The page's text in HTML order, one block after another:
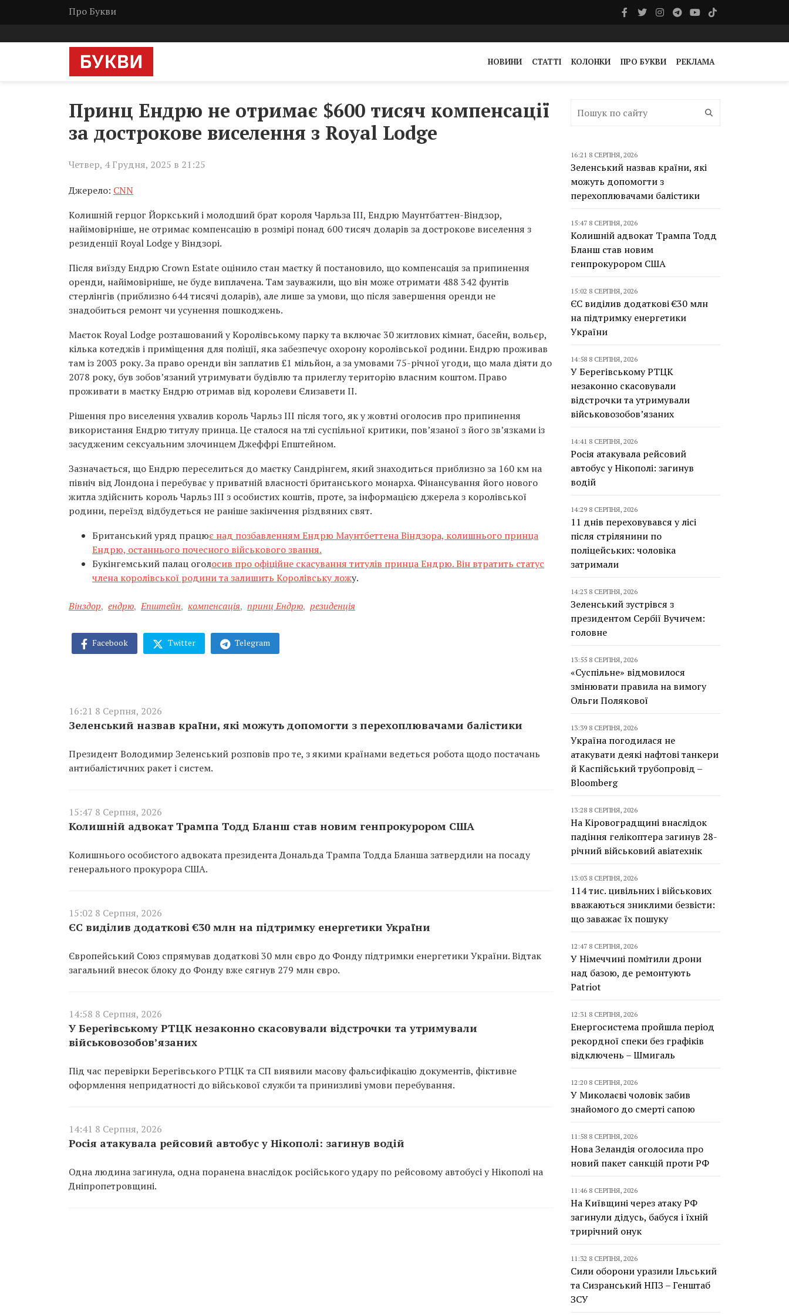
Про Букви
НОВИНИ СТАТТІ КОЛОНКИ ПРО БУКВИ РЕКЛАМА
Принц Ендрю не отримає $600 тисяч компенсації
за дострокове виселення з Royal Lodge
Четвер, 4 Грудня, 2025 в 21:25
Джерело: CNN
Колишній герцог Йоркський і молодший брат короля Чарльза III, Ендрю Маунтбаттен-Віндзор,
найімовірніше, не отримає компенсацію в розмірі понад 600 тисяч доларів за дострокове виселення з
резиденції Royal Lodge у Віндзорі.
Після виїзду Ендрю Crown Estate оцінило стан маєтку й постановило, що компенсація за припинення
оренди, найімовірніше, не буде виплачена. Там зауважили, що він може отримати 488 342 фунтів
стерлінгів (приблизно 644 тисячі доларів), але лише за умови, що після завершення оренди не
знадобиться ремонт чи усунення пошкоджень.
Маєток Royal Lodge розташований у Королівському парку та включає 30 житлових кімнат, басейн, вольєр,
кілька котеджів і приміщення для поліції, яка забезпечує охорону королівської родини. Ендрю проживав
там із 2003 року. За право оренди він заплатив £1 мільйон, а за умовами 75-річної угоди, що мала діяти до
2078 року, був зобов’язаний утримувати будівлю та прилеглу територію власним коштом. Право
проживати в маєтку Ендрю отримав від королеви Єлизавети II.
Рішення про виселення ухвалив король Чарльз III після того, як у жовтні оголосив про припинення
використання Ендрю титулу принца. Це сталося на тлі суспільної критики, пов’язаної з його зв’язками із
засудженим сексуальним злочинцем Джеффрі Епштейном.
Зазначається, що Ендрю переселиться до маєтку Сандрінгем, який знаходиться приблизно за 160 км на
північ від Лондона і перебуває у приватній власності британського монарха. Фінансування його нового
житла здійснить король Чарльз III з особистих коштів, проте, за інформацією джерела з королівської
родини, переїзд відбудеться не раніше закінчення різдвяних свят.
Британський уряд працює над позбавленням Ендрю Маунтбеттена Віндзора, колишнього принца
Ендрю, останнього почесного військового звання.
Букінгемський палац оголосив про офіційне скасування титулів принца Ендрю. Він втратить статус
члена королівської родини та залишить Королівську ложу.
Вінздор, ендрю, Епштейн, компенсація, принц Ендрю, резиденція
Facebook Twitter Telegram
16:21 8 Серпня, 2026
Зеленський назвав країни, які можуть допомогти з перехоплювачами балістики
Президент Володимир Зеленський розповів про те, з якими країнами ведеться робота щодо постачань
антибалістичних ракет і систем.
15:47 8 Серпня, 2026
Колишній адвокат Трампа Тодд Бланш став новим генпрокурором США
Колишнього особистого адвоката президента Дональда Трампа Тодда Бланша затвердили на посаду
генерального прокурора США.
15:02 8 Серпня, 2026
ЄС виділив додаткові €30 млн на підтримку енергетики України
Європейський Союз спрямував додаткові 30 млн євро до Фонду підтримки енергетики України. Відтак
загальний внесок блоку до Фонду вже сягнув 279 млн євро.
14:58 8 Серпня, 2026
У Берегівському РТЦК незаконно скасовували відстрочки та утримували
військовозобов’язаних
Під час перевірки Берегівського РТЦК та СП виявили масову фальсифікацію документів, фіктивне
оформлення непридатності до військової служби та принизливі умови перебування.
14:41 8 Серпня, 2026
Росія атакувала рейсовий автобус у Нікополі: загинув водій
Одна людина загинула, одна поранена внаслідок російського удару по рейсовому автобусі у Нікополі на
Дніпропетровщині.
16:21 8 СЕРПНЯ, 2026
Зеленський назвав країни, які
можуть допомогти з
перехоплювачами балістики
15:47 8 СЕРПНЯ, 2026
Колишній адвокат Трампа Тодд
Бланш став новим
генпрокурором США
15:02 8 СЕРПНЯ, 2026
ЄС виділив додаткові €30 млн
на підтримку енергетики
України
14:58 8 СЕРПНЯ, 2026
У Берегівському РТЦК
незаконно скасовували
відстрочки та утримували
військовозобов’язаних
14:41 8 СЕРПНЯ, 2026
Росія атакувала рейсовий
автобус у Нікополі: загинув
водій
14:29 8 СЕРПНЯ, 2026
11 днів переховувався у лісі
після стрілянини по
поліцейських: чоловіка
затримали
14:23 8 СЕРПНЯ, 2026
Зеленський зустрівся з
президентом Сербії Вучичем:
головне
13:55 8 СЕРПНЯ, 2026
«Суспільне» відмовилося
змінювати правила на вимогу
Ольги Полякової
13:39 8 СЕРПНЯ, 2026
Україна погодилася не
атакувати деякі нафтові танкери
й Каспійський трубопровід –
Bloomberg
13:28 8 СЕРПНЯ, 2026
На Кіровоградщині внаслідок
падіння гелікоптера загинув 28-
річний військовий авіатехнік
13:03 8 СЕРПНЯ, 2026
114 тис. цивільних і військових
вважаються зниклими безвісти:
що заважає їх пошуку
12:47 8 СЕРПНЯ, 2026
У Німеччині помітили дрони
над базою, де ремонтують
Patriot
12:31 8 СЕРПНЯ, 2026
Енергосистема пройшла період
рекордної спеки без графіків
відключень – Шмигаль
12:20 8 СЕРПНЯ, 2026
У Миколаєві чоловік забив
знайомого до смерті сапою
11:58 8 СЕРПНЯ, 2026
Нова Зеландія оголосила про
новий пакет санкцій проти РФ
11:46 8 СЕРПНЯ, 2026
На Київщині через атаку РФ
загинули дідусь, бабуся і їхній
трирічний онук
11:32 8 СЕРПНЯ, 2026
Сили оборони уразили Ільський
та Сизранський НПЗ – Генштаб
ЗСУ